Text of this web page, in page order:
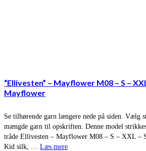
“Ellivesten” – Mayflower M08 – S –
Mayflower
Se tilhørende garn længere nede på siden. Vælg
mængde garn til opskriften. Denne model
tråde Ellivesten – Mayflower M08 – S – XXL –
Kid silk, … Læs mere